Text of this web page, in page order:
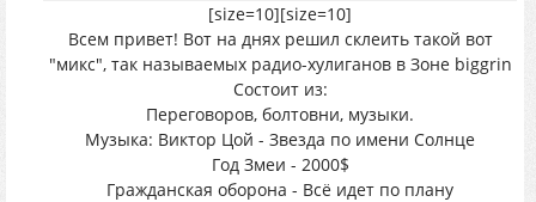
[size=10][size=10]
Всем привет! Вот на днях решил склеить такой вот
"микс", так называемых радио-хулиганов в Зоне biggrin
Состоит из:
Переговоров, болтовни, музыки.
Музыка: Виктор Цой - Звезда по имени Солнце
Год Змеи - 2000$
Гражданская оборона - Всё идет по плану